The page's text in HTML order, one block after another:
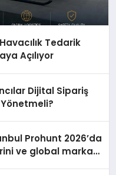
Tedarik
Açılıyor
Dijital Sipariş
Prohunt 2026’da
ve global marka